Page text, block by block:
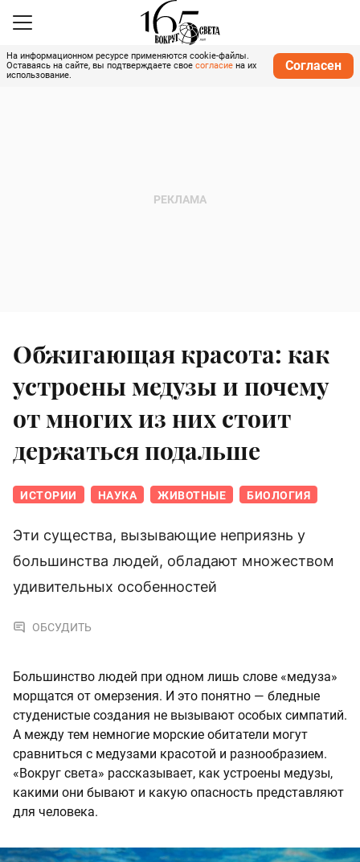
На информационном ресурсе применяются cookie-файлы.
Оставаясь на сайте, вы подтверждаете свое согласие на их
использование.
Согласен
Обжигающая красота: как
устроены медузы и почему
от многих из них стоит
держаться подальше
ИСТОРИИ НАУКА ЖИВОТНЫЕ БИОЛОГИЯ
Эти существа, вызывающие неприязнь у
большинства людей, обладают множеством
удивительных особенностей
ОБСУДИТЬ
Большинство людей при одном лишь слове «медуза»
морщатся от омерзения. И это понятно — бледные
студенистые создания не вызывают особых симпатий.
А между тем немногие морские обитатели могут
сравниться с медузами красотой и разнообразием.
«Вокруг света» рассказывает, как устроены медузы,
какими они бывают и какую опасность представляют
для человека.